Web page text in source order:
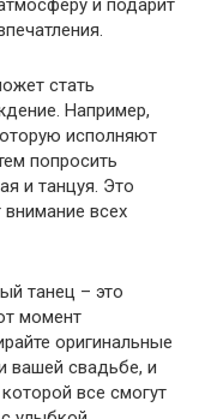
и подарит
стать
Например,
исполняют
попросить
и танцуя. Это
всех
танец – это
момент
оригинальные
вашей свадьбе, и
все смогут